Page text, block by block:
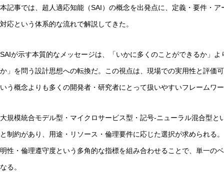
本記事では、超人適応知能（SAI）の概念を出発点に、定義・要件・
対応という体系的な流れで解説してきた。
SAIが示す本質的なメッセージは、「いかに多くのことができるか」
か」を問う設計思想への転換だ。この視点は、現場での実用性と評価
いう概念よりも多くの開発者・研究者にとって扱いやすいフレームワ
大規模統合モデル型・マイクロサービス型・記号-ニューラル混合型
と制約があり、用途・リソース・倫理要件に応じた選択が求められる
明性・倫理遵守度という多角的な指標を組み合わせることで、単一の
なる。